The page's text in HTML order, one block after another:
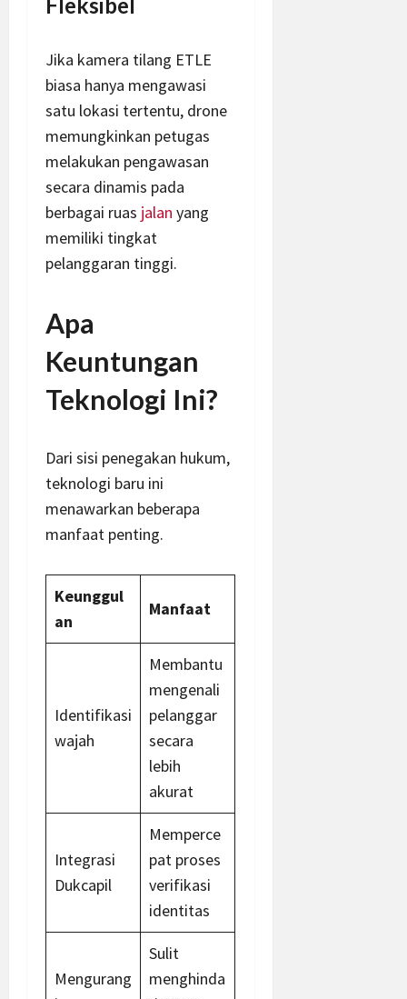
Jika kamera tilang ETLE
biasa hanya mengawasi
satu lokasi tertentu, drone
memungkinkan petugas
melakukan pengawasan
secara dinamis pada
berbagai ruas jalan yang
memiliki tingkat
pelanggaran tinggi.
Apa
Keuntungan
Teknologi Ini?
Dari sisi penegakan hukum,
teknologi baru ini
menawarkan beberapa
manfaat penting.
Keunggul
an
Manfaat
Identifikasi
wajah
Membantu
mengenali
pelanggar
secara
lebih
akurat
Integrasi
Dukcapil
Memperce
pat proses
verifikasi
identitas
Mengurang
Sulit
menghinda